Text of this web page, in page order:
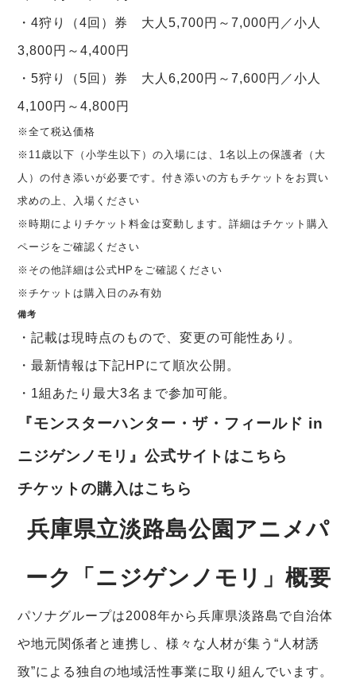
・4狩り（4回）券 大人5,700円～7,000円／小人
3,800円～4,400円
・5狩り（5回）券 大人6,200円～7,600円／小人
4,100円～4,800円
※全て税込価格
※11歳以下（小学生以下）の入場には、1名以上の保護者（大
人）の付き添いが必要です。付き添いの方もチケットをお買い
求めの上、入場ください
※時期によりチケット料金は変動します。詳細はチケット購入
ページをご確認ください
※その他詳細は公式HPをご確認ください
※チケットは購入日のみ有効
備考
・記載は現時点のもので、変更の可能性あり。
・最新情報は下記HPにて順次公開。
・1組あたり最大3名まで参加可能。
『モンスターハンター・ザ・フィールド in
ニジゲンノモリ』公式サイトはこちら
チケットの購入はこちら
兵庫県立淡路島公園アニメパ
ーク「ニジゲンノモリ」概要
パソナグループは2008年から兵庫県淡路島で自治体
や地元関係者と連携し、様々な人材が集う“人材誘
致”による独自の地域活性事業に取り組んでいます。